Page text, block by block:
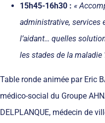
15h45-16h30 : «
administrative, services
l’aidant… quelles
les stades de la maladie
Table ronde animée par Eric
médico-social du Groupe
DELPLANQUE, médecin de